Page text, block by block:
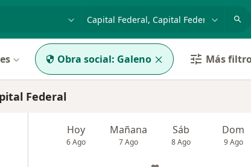
Obra social: Galeno Más
Federal
Hoy
6 Ago
Mañana
7 Ago
Sáb
8 Ago
Dom
9 Ago